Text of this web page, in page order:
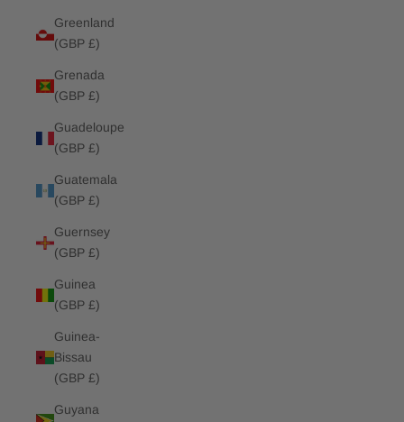
Greenland
(GBP £)
Grenada
(GBP £)
Guadeloupe
(GBP £)
Guatemala
(GBP £)
Guernsey
(GBP £)
Guinea
(GBP £)
Guinea-
Bissau
(GBP £)
Guyana